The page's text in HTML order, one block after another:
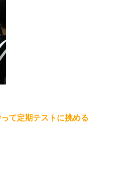
て定期テストに挑める